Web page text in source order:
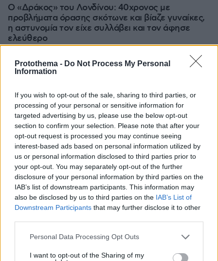
Protothema - Do Not Process My Personal
Information
If you wish to opt-out of the sale, sharing to third parties, or
processing of your personal or sensitive information for
targeted advertising by us, please use the below opt-out
section to confirm your selection. Please note that after your
opt-out request is processed you may continue seeing
interest-based ads based on personal information utilized by
us or personal information disclosed to third parties prior to
your opt-out. You may separately opt-out of the further
disclosure of your personal information by third parties on the
IAB’s list of downstream participants. This information may
also be disclosed by us to third parties on the IAB’s List of
Downstream Participants that may further disclose it to other
Please note that this website/app uses one or more Google
not limited to your visit or usage behaviour. You may click to
Personal Data Processing Opt Outs
I want to opt-out of the Sharing of my
Ο «Δράκος» του Λονδίνου: 40χρονος με
προβλήματα όρασης σκότωνε και βίαζε γυναίκες,
η αστυνομία τον είχε συλλάβει και τον άφησε
ελεύθερο
Χωροταξικό για τον τουρισμό: Οι νέοι
08.08.2026, 08:10
Βάλθηκε να τρελάνει κόσμο ο Καντέρ:
Ο Τούρκος πρώην σέντερ του NBA
δηλώνει ότι πληροί τα κριτήρια...
συμπερίληψης και δηλώνει υποψήφιος
να παίξει στο WNBA
07.08.2026, 23:30 40
Εντυπωσιάζει με την εμφάνισή της η
διακοπές τους στην Τουρκία, βίντεο